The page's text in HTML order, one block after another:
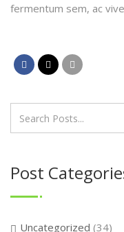
fermentum sem, ac
Post
Uncategorized (34)